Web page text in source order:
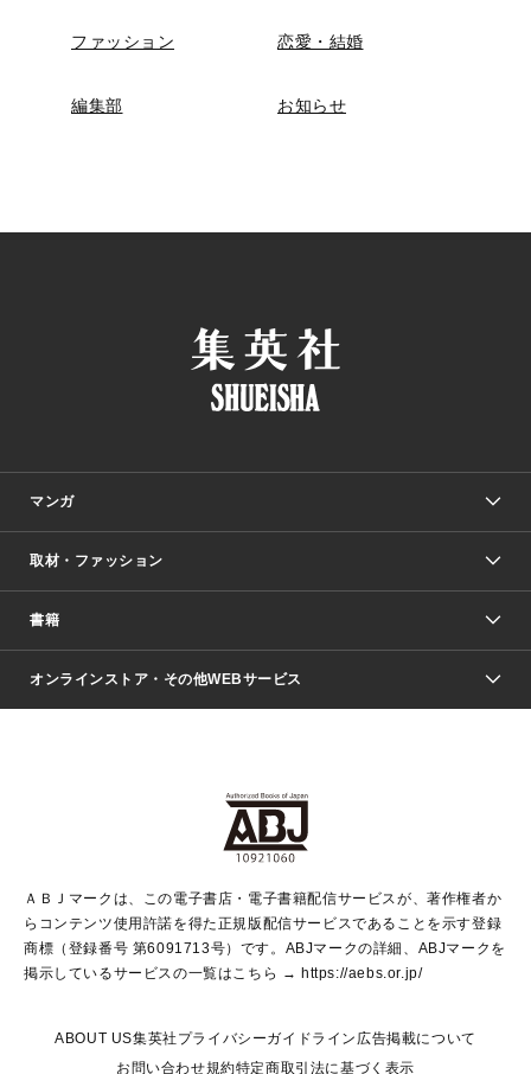
ファッション 恋愛・結婚
編集部 お知らせ
マンガ
少年マンガ
Vジャンプ
ジャンプルーキー！
ジャンプTOON
S-MANGA
集英社ジャンプリミックス
週刊ヤングジャンプ
ウルトラジャンプ
少女マンガ
リマコミ＋
マンガMeets
月刊オフィスユー
取材・ファッション
Seventeen
LEE
Marisol
T JAPAN:The New York Times Style Magazine
芸能・情報・スポーツ
パラスポ＋！
書籍
文芸・文庫・総合
青春と読書
アジア人物史
集英社新書
集英社新書プラス
よみタイ
ライトノベル・ノベライズ
集英社Webマガジン Cobalt
集英社オレンジ文庫
シフォン文庫
JUMP j BOOKS
集英社みらい文庫
S-KIDS.LAND
オンラインストア・その他WEBサービス
SHUEISHA MANGA-ART HERITAGE
HAPPY PLUS STORE
shueisha vox
SHOP Marisol
EDITOR'S LAB
ＡＢＪマークは、この電子書店・電子書籍配信サービスが、著作権者か
らコンテンツ使用許諾を得た正規版配信サービスであることを示す登録
商標（登録番号 第6091713号）です。ABJマークの詳細、ABJマークを
掲示しているサービスの一覧はこちら → https://aebs.or.jp/
ABOUT US集英社プライバシーガイドライン 広告掲載について
お問い合わせ規約特定商取引法に基づく表示